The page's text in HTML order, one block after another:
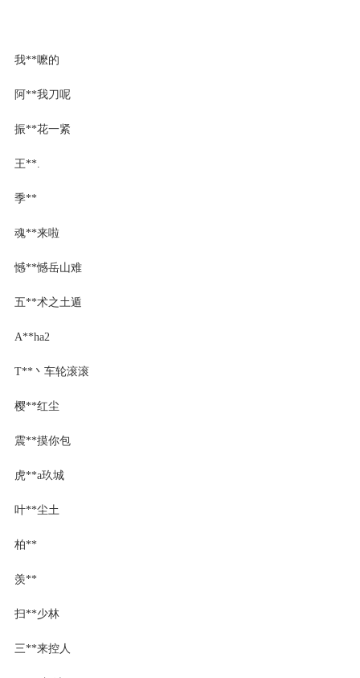
我**嚒的
阿**我刀呢
振**花一紧
王**.
季**
魂**来啦
憾**憾岳山难
五**术之土遁
A**ha2
T**丶车轮滚滚
樱**红尘
震**摸你包
虎**a玖城
叶**尘土
柏**
羡**
扫**少林
三**来控人